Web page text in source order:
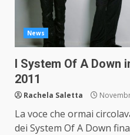
News
I System Of A Down
2011
Rachela Saletta
La voce che ormai
dei System Of A Down